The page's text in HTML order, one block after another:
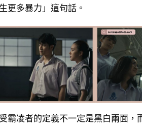
更多暴力」這句話。
霸凌者的定義不一定是黑白兩面，